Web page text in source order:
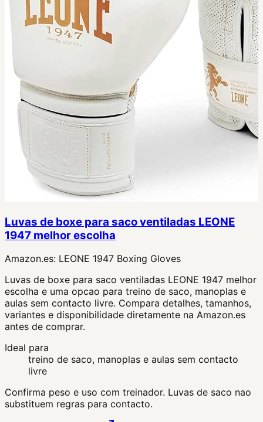
Luvas de boxe para saco ventiladas LEONE
1947 melhor escolha
Amazon.es: LEONE 1947 Boxing Gloves
Luvas de boxe para saco ventiladas LEONE 1947 melhor
escolha e uma opcao para treino de saco, manoplas e
aulas sem contacto livre. Compara detalhes, tamanhos,
variantes e disponibilidade diretamente na Amazon.es
antes de comprar.
Ideal para
treino de saco, manoplas e aulas sem contacto
livre
Confirma peso e uso com treinador. Luvas de saco nao
substituem regras para contacto.